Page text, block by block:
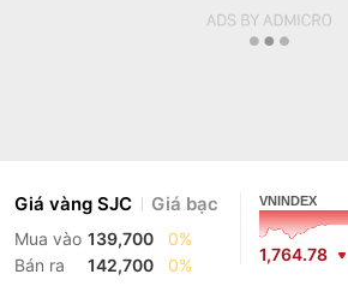
Giá vàng SJC Giá bạc
Mua vào 139,700
0%
Bán ra
142,700 0%
VNINDEX
1,764.78